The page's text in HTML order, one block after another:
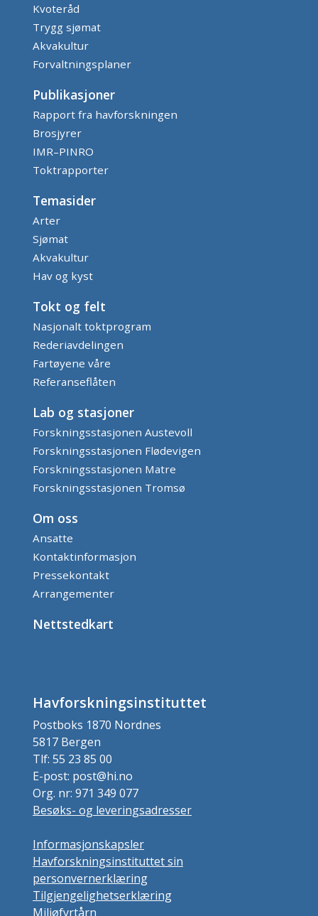
Kvoteråd
Trygg sjømat
Akvakultur
Forvaltningsplaner
Publikasjoner
Rapport fra havforskningen
Brosjyrer
IMR–PINRO
Toktrapporter
Temasider
Arter
Sjømat
Akvakultur
Hav og kyst
Tokt og felt
Nasjonalt toktprogram
Rederiavdelingen
Fartøyene våre
Referanseflåten
Lab og stasjoner
Forskningsstasjonen Austevoll
Forskningsstasjonen Flødevigen
Forskningsstasjonen Matre
Forskningsstasjonen Tromsø
Om oss
Ansatte
Kontaktinformasjon
Pressekontakt
Arrangementer
Nettstedkart
Havforskningsinstituttet
Postboks 1870 Nordnes
5817 Bergen
Tlf: 55 23 85 00
E-post: post@hi.no
Org. nr: 971 349 077
Besøks- og leveringsadresser
Informasjonskapsler
Havforskningsinstituttet sin
personvernerklæring
Tilgjengelighetserklæring
Miljøfyrtårn